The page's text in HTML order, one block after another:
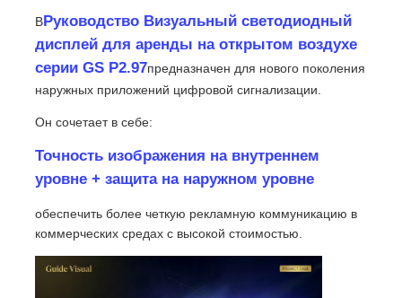
Светодиодный видеостенный дисплей
Светодиодный экран дисплея
ВРуководство Визуальный светодиодный
дисплей для аренды на открытом воздухе
серии GS P2.97предназначен для нового поколения
наружных приложений цифровой сигнализации.
Он сочетает в себе:
Точность изображения на внутреннем
уровне + защита на наружном уровне
обеспечить более четкую рекламную коммуникацию в
коммерческих средах с высокой стоимостью.